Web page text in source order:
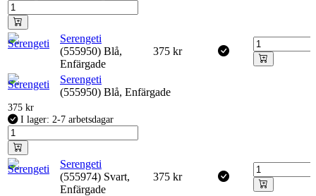
Serengeti
(555950) Blå,
Enfärgade
375 kr
Serengeti
(555950) Blå, Enfärgade
375 kr
I lager: 2-7 arbetsdagar
Serengeti
(555974) Svart,
Enfärgade
375 kr